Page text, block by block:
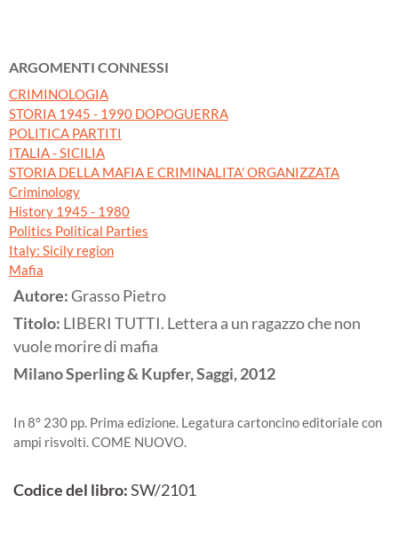
ARGOMENTI CONNESSI
CRIMINOLOGIA
STORIA 1945 - 1990 DOPOGUERRA
POLITICA PARTITI
ITALIA - SICILIA
STORIA DELLA MAFIA E CRIMINALITA' ORGANIZZATA
Criminology
History 1945 - 1980
Politics Political Parties
Italy: Sicily region
Mafia
Autore:Grasso Pietro
Titolo: LIBERI TUTTI. Lettera a un ragazzo che non
vuole morire di mafia
MilanoSperling & Kupfer, Saggi,2012
In 8° 230 pp. Prima edizione. Legatura cartoncino editoriale con
ampi risvolti. COME NUOVO.
Codice del libro:SW/2101